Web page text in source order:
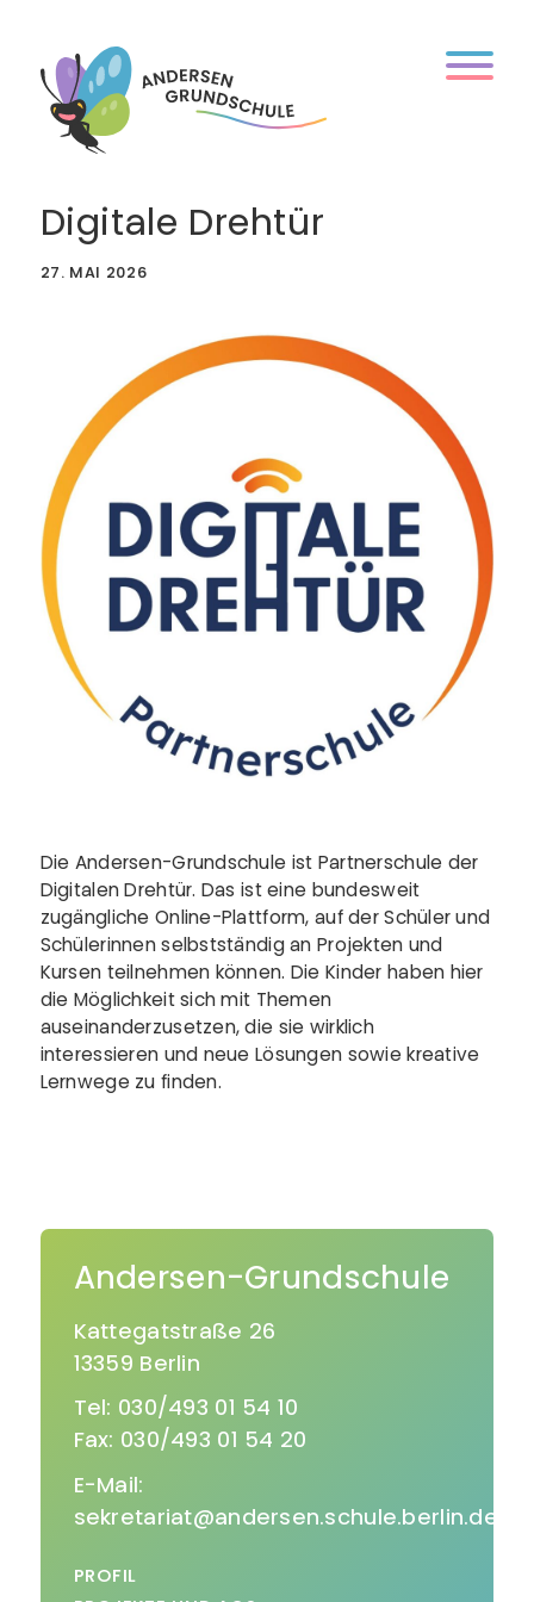
content
Digitale Drehtür
27. MAI 2026
Die Andersen-Grundschule ist Partnerschule der
Digitalen Drehtür. Das ist eine bundesweit
zugängliche Online-Plattform, auf der Schüler und
Schülerinnen selbstständig an Projekten und
Kursen teilnehmen können. Die Kinder haben hier
die Möglichkeit sich mit Themen
auseinanderzusetzen, die sie wirklich
interessieren und neue Lösungen sowie kreative
Lernwege zu finden.
Andersen-Grundschule
Kattegatstraße 26
13359 Berlin
Tel: 030/493 01 54 10
Fax: 030/493 01 54 20
E-Mail:
sekretariat@andersen.schule.berlin.de
PROFIL